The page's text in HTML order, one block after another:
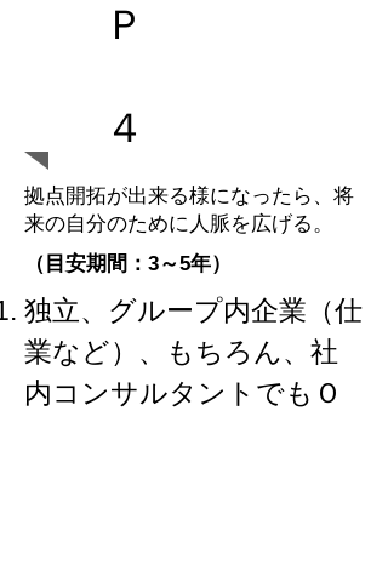
Ｐ
４
拠点開拓が出来る様になったら、将
来の自分のために人脈を広げる。
（​目安期間：3～5年）
独立、グループ内企業（仕
業など）、もちろん、社
内コンサルタントでもＯ